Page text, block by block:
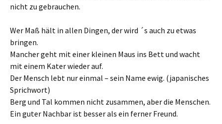
nicht zu gebrauchen.
Wer Maß hält in allen Dingen, der wird ´s auch zu etwas
bringen.
Mancher geht mit einer kleinen Maus ins Bett und wacht
mit einem Kater wieder auf.
Der Mensch lebt nur einmal – sein Name ewig. (japanisches
Sprichwort)
Berg und Tal kommen nicht zusammen, aber die Menschen.
Ein guter Nachbar ist besser als ein ferner Freund.